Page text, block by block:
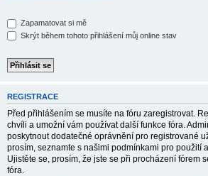
Zapamatovat si mě
Skrýt během tohoto přihlášení můj online stav
REGISTRACE
Před přihlášením se musíte na fóru zaregistrovat.
chvíli a umožní vám používat další funkce fóra.
poskytnout dodatečné oprávnění pro registrované
prosím, seznamte s našimi podmínkami pro použití
Ujistěte se, prosím, že jste se při procházení fórem
fóra.